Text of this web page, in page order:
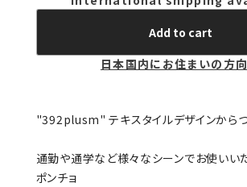
Add to cart
日本国内にお住まいの方
"392plusm" テキスタイルデザインから
通勤や通学など様々なシーンでお使いい
ポンチョ